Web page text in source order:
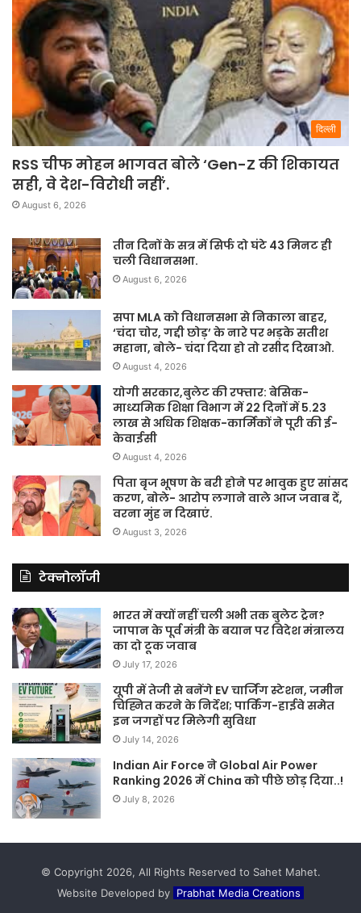
दिल्ली
RSS चीफ मोहन भागवत बोले ‘Gen-Z की शिकायत
सही, वे देश-विरोधी नहीं’.
August 6, 2026
तीन दिनों के सत्र में सिर्फ दो घंटे 43 मिनट ही
चली विधानसभा.
August 6, 2026
सपा MLA को विधानसभा से निकाला बाहर,
‘चंदा चोर, गद्दी छोड़’ के नारे पर भड़के सतीश
महाना, बोले- चंदा दिया हो तो रसीद दिखाओ.
August 4, 2026
योगी सरकार,बुलेट की रफ्तार: बेसिक-
माध्यमिक शिक्षा विभाग में 22 दिनों में 5.23
लाख से अधिक शिक्षक-कार्मिकों ने पूरी की ई-
केवाईसी
August 4, 2026
पिता बृज भूषण के बरी होने पर भावुक हुए सांसद
करण, बोले- आरोप लगाने वाले आज जवाब दें,
वरना मुंह न दिखाएं.
August 3, 2026
टेक्नोलॉजी
भारत में क्यों नहीं चली अभी तक बुलेट ट्रेन?
जापान के पूर्व मंत्री के बयान पर विदेश मंत्रालय
का दो टूक जवाब
July 17, 2026
यूपी में तेजी से बनेंगे EV चार्जिंग स्टेशन, जमीन
चिह्नित करने के निर्देश; पार्किंग-हाईवे समेत
इन जगहों पर मिलेगी सुविधा
July 14, 2026
Indian Air Force ने Global Air Power
Ranking 2026 में China को पीछे छोड़ दिया..!
July 8, 2026
© Copyright 2026, All Rights Reserved to Sahet Mahet.
Website Developed by Prabhat Media Creations